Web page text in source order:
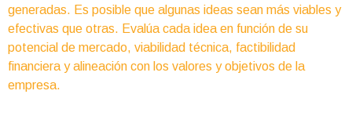
generadas. Es posible que algunas ideas sean más viables y
efectivas que otras. Evalúa cada idea en función de su
potencial de mercado, viabilidad técnica, factibilidad
financiera y alineación con los valores y objetivos de la
empresa.